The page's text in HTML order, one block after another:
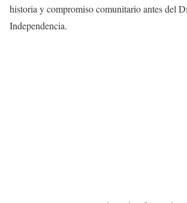
historia y compromiso comunitario antes del
Independencia.